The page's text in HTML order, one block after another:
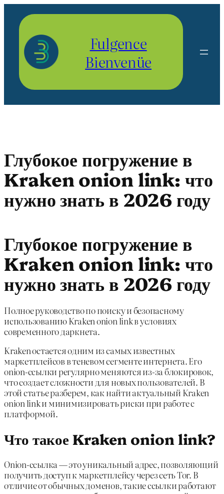
contenu
Fulgence
Bienvenüe
Глубокое погружение в
Kraken onion link: что
нужно знать в 2026 году
Глубокое погружение в
Kraken onion link: что
нужно знать в 2026 году
Полное руководство по поиску и безопасному
использованию Kraken onion link в условиях
современного даркнета.
Kraken остается одним из самых известных
маркетплейсов в теневом сегменте интернета. Его
onion-ссылки регулярно меняются из-за блокировок,
что создает сложности для новых пользователей. В
этой статье разберем, как найти актуальный Kraken
onion link и минимизировать риски при работе с
платформой.
Что такое Kraken onion link?
Onion-ссылка — это уникальный адрес, позволяющий
получить доступ к маркетплейсу через сеть Tor. В
отличие от обычных доменов, такие ссылки работают